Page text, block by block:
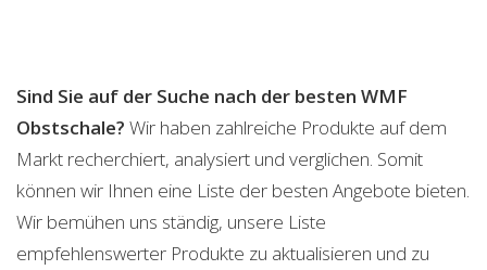
Sind Sie auf der Suche nach der besten WMF
Obstschale? Wir haben zahlreiche Produkte auf dem
Markt recherchiert, analysiert und verglichen. Somit
können wir Ihnen eine Liste der besten Angebote bieten.
Wir bemühen uns ständig, unsere Liste
empfehlenswerter Produkte zu aktualisieren und zu